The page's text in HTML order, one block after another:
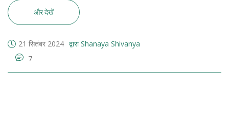
और देखें
21 सितंबर 2024 द्वारा Shanaya Shivanya
7